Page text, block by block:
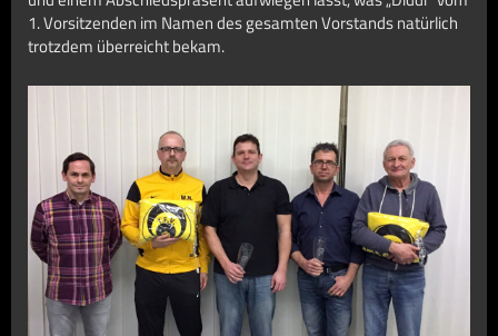
1. Vorsitzenden im Namen des gesamten Vorstands natürlich
trotzdem überreicht bekam.